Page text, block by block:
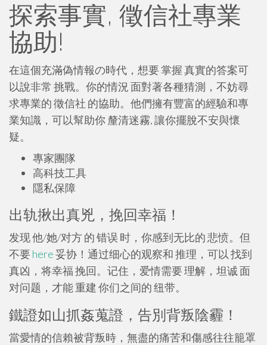
探索事實, 徵信社專業
協助!
在這個充滿偽情報の時代，想要 掌握 真實的答案可
以說非常 挑戰。你的情況 面對著各種猜測，不妨尋
求專業的 徵信社 的協助。他們擁有豐富的經驗和專
業知識，可以幫助你 釐清迷霧, 讓你擺脫不安與懷
疑。
專家團隊
高科技工具
隱私保障
出轨揪出真兇，挽回幸福！
发现 他/她/对方 的 错误 时，你感到无比的 悲愤。但
不要here妥协！通过细心的观察和 推理，可以 找到
真凶，将幸福 挽回。记住，爱情需要 理解，坦诚 面
对问题，才能 重建 你们之间的 纽带。
鐵證如山抓姦蒐證，告別背叛陰霾！
當愛情的信賴被背叛時，無盡的痛苦和傷感往往籠罩